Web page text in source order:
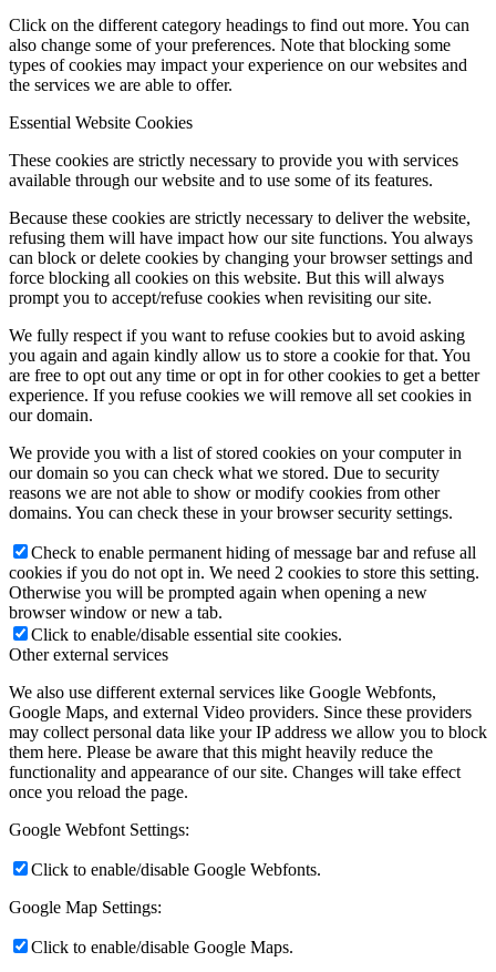
Click on the different category headings to find out more. You can
also change some of your preferences. Note that blocking some
types of cookies may impact your experience on our websites and
the services we are able to offer.
Essential Website Cookies
These cookies are strictly necessary to provide you with services
available through our website and to use some of its features.
Because these cookies are strictly necessary to deliver the website,
refusing them will have impact how our site functions. You always
can block or delete cookies by changing your browser settings and
force blocking all cookies on this website. But this will always
prompt you to accept/refuse cookies when revisiting our site.
We fully respect if you want to refuse cookies but to avoid asking
you again and again kindly allow us to store a cookie for that. You
are free to opt out any time or opt in for other cookies to get a better
experience. If you refuse cookies we will remove all set cookies in
our domain.
We provide you with a list of stored cookies on your computer in
our domain so you can check what we stored. Due to security
reasons we are not able to show or modify cookies from other
domains. You can check these in your browser security settings.
Check to enable permanent hiding of message bar and refuse all
cookies if you do not opt in. We need 2 cookies to store this setting.
Otherwise you will be prompted again when opening a new
browser window or new a tab.
Click to enable/disable essential site cookies.
Other external services
We also use different external services like Google Webfonts,
Google Maps, and external Video providers. Since these providers
may collect personal data like your IP address we allow you to block
them here. Please be aware that this might heavily reduce the
functionality and appearance of our site. Changes will take effect
once you reload the page.
Google Webfont Settings:
Click to enable/disable Google Webfonts.
Google Map Settings:
Click to enable/disable Google Maps.